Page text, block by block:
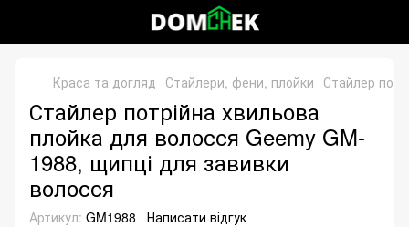
Краса та догляд Стайлери, фени, плойки Стайлер
Стайлер потрійна хвильова
плойка для волосся Geemy GM-
1988, щипці для завивки
волосся
Артикул: GM1988 Написати відгук